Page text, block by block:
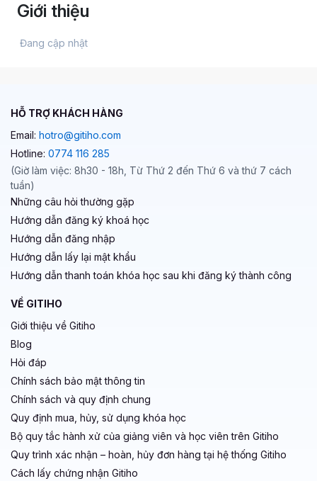
Giới thiệu
Đang cập nhật
HỖ TRỢ KHÁCH HÀNG
Email: hotro@gitiho.com
Hotline: 0774 116 285
(Giờ làm việc: 8h30 - 18h, Từ Thứ 2 đến Thứ 6 và thứ 7 cách
tuần)
Những câu hỏi thường gặp
Hướng dẫn đăng ký khoá học
Hướng dẫn đăng nhập
Hướng dẫn lấy lại mật khẩu
Hướng dẫn thanh toán khóa học sau khi đăng ký thành công
VỀ GITIHO
Giới thiệu về Gitiho
Blog
Hỏi đáp
Chính sách bảo mật thông tin
Chính sách và quy định chung
Quy định mua, hủy, sử dụng khóa học
Bộ quy tắc hành xử của giảng viên và học viên trên Gitiho
Quy trình xác nhận – hoàn, hủy đơn hàng tại hệ thống Gitiho
Cách lấy chứng nhận Gitiho